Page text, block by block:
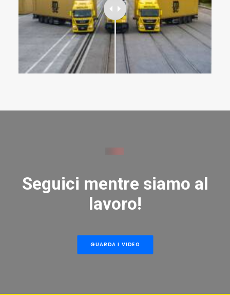
Seguici mentre siamo al
lavoro!
GUARDA I VIDEO